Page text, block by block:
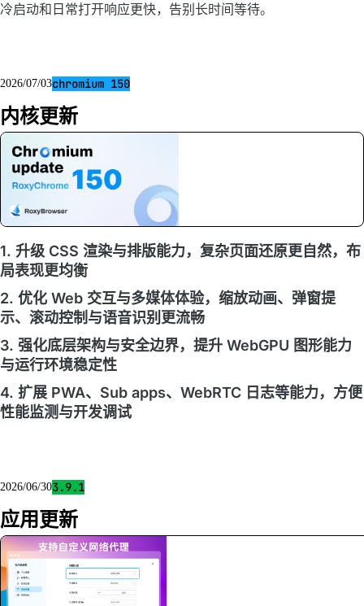
冷启动和日常打开响应更快，告别长时间等待。
2026/07/03chromium 150
内核更新
1. 升级 CSS 渲染与排版能力，复杂页面还原更自然，布
局表现更均衡
2. 优化 Web 交互与多媒体体验，缩放动画、弹窗提
示、滚动控制与语音识别更流畅
3. 强化底层架构与安全边界，提升 WebGPU 图形能力
与运行环境稳定性
4. 扩展 PWA、Sub apps、WebRTC 日志等能力，方便
性能监测与开发调试
2026/06/303.9.1
应用更新